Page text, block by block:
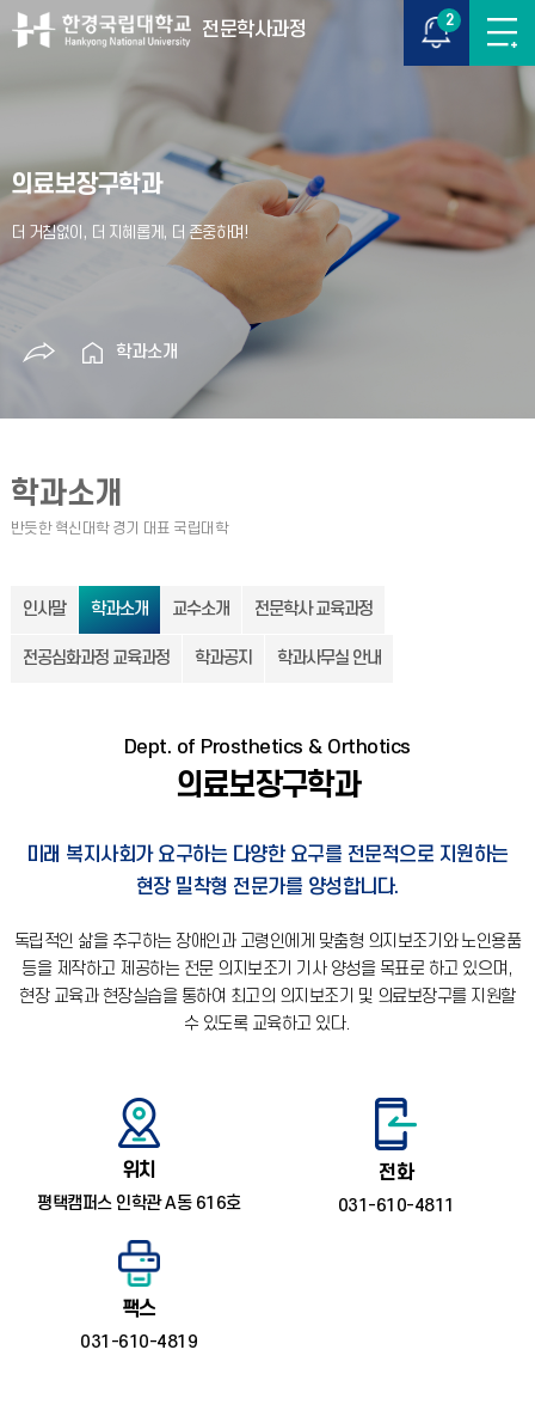
전문학사과정 2
의료보장구학과
학과소개
학과소개
인사말 학과소개 교수소개 전문학사 교육과정
전공심화과정 교육과정 학과공지 학과사무실 안내
Dept. of Prosthetics & Orthotics
의료보장구학과
미래 복지사회가 요구하는 다양한 요구를 전문적으로 지원하는
현장 밀착형 전문가를 양성합니다.
독립적인 삶을 추구하는 장애인과 고령인에게 맞춤형 의지보조기와 노인용품
등을 제작하고 제공하는 전문 의지보조기 기사 양성을 목표로 하고 있으며,
현장 교육과 현장실습을 통하여 최고의 의지보조기 및 의료보장구를 지원할
수 있도록 교육하고 있다.
위치
평택캠퍼스 인학관 A동 616호
전화
031-610-4811
팩스
031-610-4819